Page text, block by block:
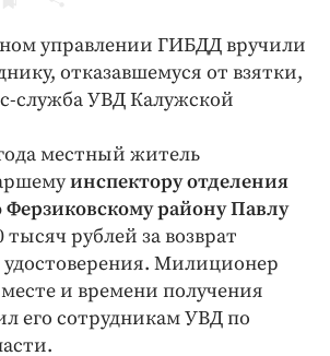
и ЖКХ
и бизнес
управлении ГИБДД вручили
отказавшемуся от взятки,
служба УВД Калужской
местный житель
инспектору отделения
району Павлу
тысяч рублей за возврат
удостоверения. Милиционер
и времени получения
его сотрудникам УВД по